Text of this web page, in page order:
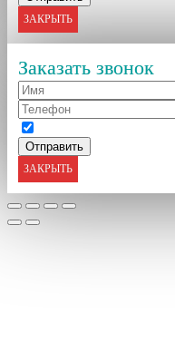
ЗАКРЫТЬ
Заказать звонок
ЗАКРЫТЬ